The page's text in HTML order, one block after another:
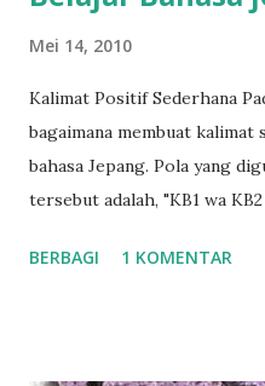
Mei 14, 2010
Kalimat Positif Sederhana
bagaimana membuat
bahasa Jepang. Pola yang
tersebut adalah, "KB1 wa
Saya ____.: Watashi wa
BERBAGI 1 KOMENTAR